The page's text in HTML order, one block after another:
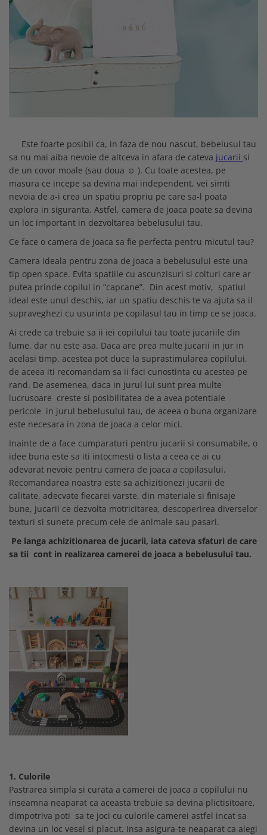
Nou Nascut
Plusata
Port Bebe
Somn
MATERIAL
Bumbac
Bumbac Organic
Muselina Certificata COTS
CULORI
Alba
Roz
Sisteme Infasare
Patura
Patura Bumbac Organic
Patura Forma Ursulet
Patura Nou Nascuti
Fasa
Sac de Dormit
Sac de Infasat
Scutec de Infasat
Sistem - Vara
Sistem Nou Nascut
Sistem 0-3 Luni
Sistem 3-6 luni
Sistem 6-9 Luni
Sistem Ieftin
Suport pentru Infasat
Scutece
La Comanda
Personalizate
SETURI
Set
Set 2 Piese Universale
Seturi Complete
Seturi Patut Cosulet si Landou
MARIMI COPII
90x50
60x120
70x140
90X200
120X200
MARIMI BEBELUSI
120x60
140x70
Saltele
Baldachin
Cearsafuri si protectii
Mare
De Leganat
De Stat pe Burta
Decorative
Forma Norisor
Formarea Capului
Impotriva Plagiocefaliei
Modelare Cap
Patut
Personalizata
Plata
Protectie Patut
Regurgitare
Sezut
Somn
Speciala
Suport
Sustinere
Torticolis
VARSTA
3 Luni
6 Luni
1 An
SETURI
Plapuma si Perna
Set Pilota si Perna
Set Paturica si Perna
Set Cuverturi si Pernute
Decorative
Elefant
Ergonomica
Fata de Perna
Gradinita
Sa Nu Transpire
Set Pilota si Perna
Sezut
Copii - 10 ani
Copii - 12 ani
Copii - Bumbac
Copii - Bumbac Organic
Cu Gluga
Cu Gluga - Bumbac
Plaja
Poncho
Roz
Roz Pufos
Tip Prosop
Prosoape
Bebe
Bebe - Bumbac
Bebe - Cu Gluga
Bebe - Finet
Bebe - Plaja
Copii - Bumbac
Copii - Gluga
Copii - Plaja
Copii - Plaja cu Gluga
Copii - Poncho
Copii - Poncho Plaja
Cu Capison - Bebe
Personalizate
Roz
PERSONALIZATE - BEBELUSI
PERSONALIZATE - NOU NASCUTI
PRIMUL CRACIUN
SET - BAIAT
NOU NASCUT - BAIAT
3 LUNI
1 AN
Trusou botez
Panza
Personalizati
Bumbac
Prosoape Personalizate
Pernute
Scaune
Seturi
Cearceaf
Cearceaf Impermeabil
Pat Stivuibil
Paturi
Stivuibile
Rabatabile
Saltele
Patut
Pat Rabatabil
Pat Stivuibil
Lemn
Mese
Modulare
Sortulete
CRESA
Ghiozdane
Ghiozdane Fete
Ghiozdane Baieti
Saculeti
Este foarte posibil ca, in faza de nou nascut, bebelusul tau
sa nu mai aiba nevoie de altceva in afara de cateva jucarii si
de un covor moale (sau doua ☺ ). Cu toate acestea, pe
masura ce incepe sa devina mai independent, vei simti
nevoia de a-i crea un spatiu propriu pe care sa-l poata
explora in siguranta. Astfel, camera de joaca poate sa devina
un loc important in dezvoltarea bebelusului tau.
Ce face o camera de joaca sa fie perfecta pentru micutul tau?
Camera ideala pentru zona de joaca a bebelusului este una
tip open space. Evita spatiile cu ascunzisuri si colturi care ar
putea prinde copilul in “capcane”. Din acest motiv, spatiul
ideal este unul deschis, iar un spatiu deschis te va ajuta sa il
supraveghezi cu usurinta pe copilasul tau in timp ce se joaca.
Ai crede ca trebuie sa ii iei copilului tau toate jucariile din
lume, dar nu este asa. Daca are prea multe jucarii in jur in
acelasi timp, acestea pot duce la suprastimularea copilului,
de aceea iti recomandam sa ii faci cunostinta cu acestea pe
rand. De asemenea, daca in jurul lui sunt prea multe
lucrusoare creste si posibilitatea de a avea potentiale
pericole in jurul bebelusului tau, de aceea o buna organizare
este necesara in zona de joaca a celor mici.
Inainte de a face cumparaturi pentru jucarii si consumabile, o
idee buna este sa iti intocmesti o lista a ceea ce ai cu
adevarat nevoie pentru camera de joaca a copilasului.
Recomandarea noastra este sa achizitionezi jucarii de
calitate, adecvate fiecarei varste, din materiale si finisaje
bune, jucarii ce dezvolta motricitarea, descoperirea diverselor
texturi si sunete precum cele de animale sau pasari.
Pe langa achizitionarea de jucarii, iata cateva sfaturi de care
sa tii cont in realizarea camerei de joaca a bebelusului tau.
1. Culorile
Pastrarea simpla si curata a camerei de joaca a copilului nu
inseamna neaparat ca aceasta trebuie sa devina plictisitoare,
dimpotriva poti sa te joci cu culorile camerei astfel incat sa
devina un loc vesel si placut. Insa asigura-te neaparat ca alegi